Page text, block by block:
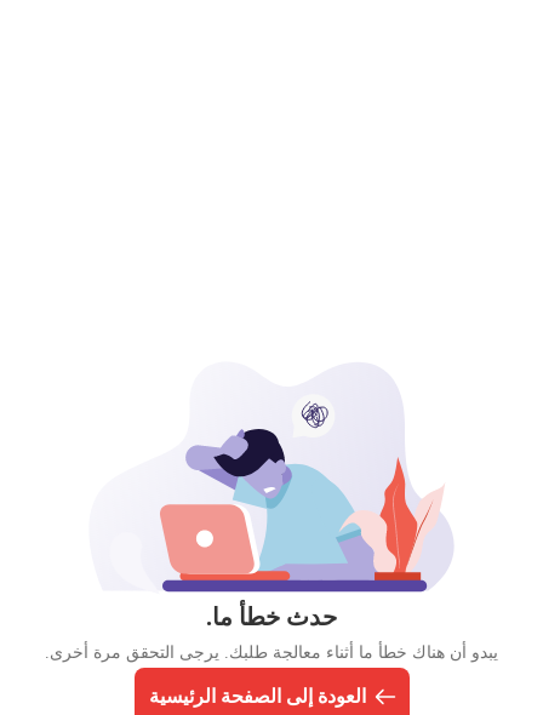
حدث خطأ ما.
يبدو أن هناك خطأ ما أثناء معالجة طلبك. يرجى التحقق مرة أخرى.
العودة إلى الصفحة الرئيسية